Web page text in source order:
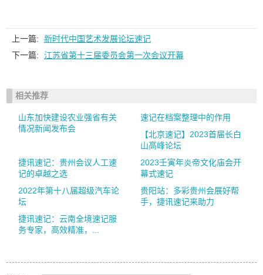
上一篇:
新时代中国艺术发展论坛速记
下一篇:
江苏省第十三届委员会第一次会议开幕
相关推荐
山东加快建设农业强省有关
情况新闻发布会
速记在档案整理中的作用
【北京速记】2023首届长白
山高峰论坛
捷讯速记：贵州会议人工速
记的卓越之选
2023壬寅年炎帝文化庙会开
幕式速记
2022年第十八届超级汽车论
坛
贵阳站：多彩贵州会展好帮
手，捷讯速记来助力
捷讯速记：云南全境速记服
务专家，高效精准，...